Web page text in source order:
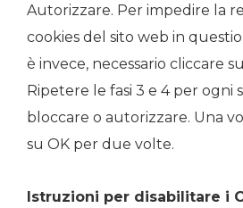
Autorizzare. Per impedire la
cookies del sito web in
è invece, necessario cliccare
Ripetere le fasi 3 e 4 per ogni
bloccare o autorizzare. Una
su OK per due volte.
Istruzioni per disabilitare i